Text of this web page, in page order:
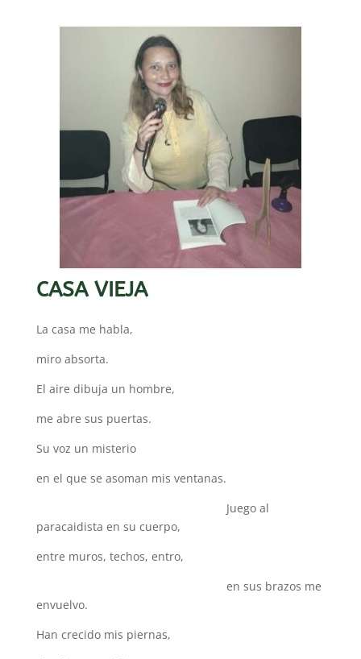
CASA VIEJA
La casa me habla,
miro absorta.
El aire dibuja un hombre,
me abre sus puertas.
Su voz un misterio
en el que se asoman mis ventanas.
Juego al
paracaidista en su cuerpo,
entre muros, techos, entro,
en sus brazos me
envuelvo.
Han crecido mis piernas,